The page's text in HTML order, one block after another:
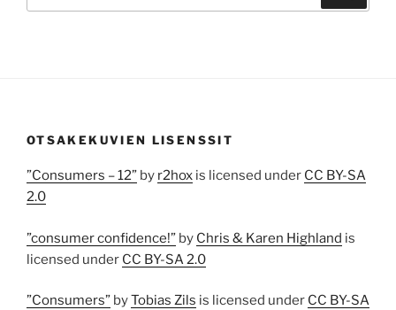
OTSAKEKUVIEN LISENSSIT
”Consumers – 12” by r2hox is licensed under CC BY-SA
2.0
”consumer confidence!” by Chris & Karen Highland is
licensed under CC BY-SA 2.0
”Consumers” byTobias Zils is licensed under CC BY-SA